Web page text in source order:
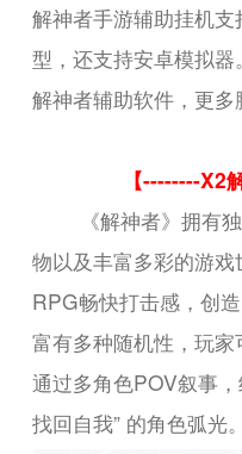
解神者手游辅助挂机
型，还支持安卓模拟
解神者辅助软件，更多
【--------X2
《解神者》拥有
物以及丰富多彩的游
RPG畅快打击感，创
富有多种随机性，玩家
通过多角色POV叙事
找回自我” 的角色弧光。